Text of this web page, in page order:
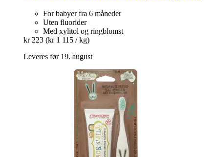
For babyer fra 6 måneder
Uten fluorider
Med xylitol og ringblomst
kr 223 (kr 1 115 / kg)
Leveres før 19. august